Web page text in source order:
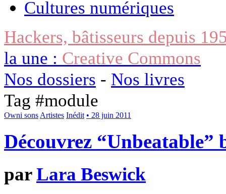
Cultures numériques
Hackers, bâtisseurs depuis
la une : Creative Commons
Nos dossiers - Nos livres
Tag #module
Owni sons Artistes Inédit • 28 juin 2011
Découvrez “Unbeatable”
parLara Beswick